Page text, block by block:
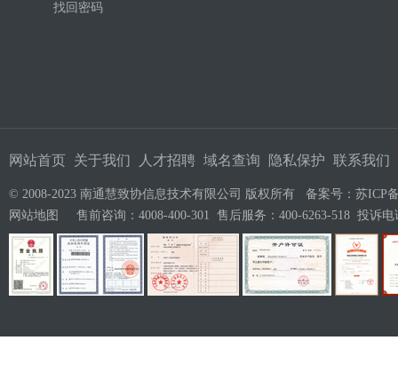
找回密码
网站首页 关于我们 人才招聘 域名查询 隐私保护 联系我们
© 2008-2023 南通慧致协信息技术有限公司 版权所有 备案号： 苏ICP
网站地图
售前咨询：4008-400-301 售后服务：400-6263-518 投诉